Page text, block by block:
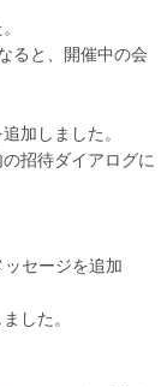
ると、開催中の会
加しました。
招待ダイアログに
セージを追加
した。